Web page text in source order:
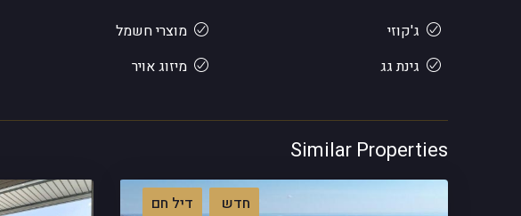
ג'קוזי
גינת גג
מוצרי חשמל
מיזוג אויר
Similar Properties
חדש דיל חם